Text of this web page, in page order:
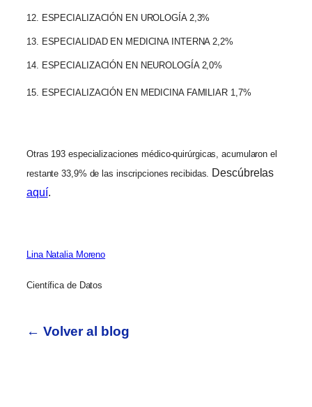
12. ESPECIALIZACIÓN EN UROLOGÍA 2,3%
13. ESPECIALIDAD EN MEDICINA INTERNA 2,2%
14. ESPECIALIZACIÓN EN NEUROLOGÍA 2,0%
15. ESPECIALIZACIÓN EN MEDICINA FAMILIAR 1,7%
Otras 193 especializaciones médico-quirúrgicas, acumularon el
restante 33,9% de las inscripciones recibidas.
Descúbrelas
aquí.
Lina Natalia Moreno
Científica de Datos
← Volver al blog